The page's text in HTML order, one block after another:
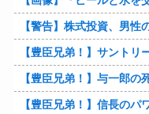
【警告】株式投資、男性の自
【豊臣兄弟！】サントリ
【豊臣兄弟！】与一郎の
【豊臣兄弟！】信長のパ